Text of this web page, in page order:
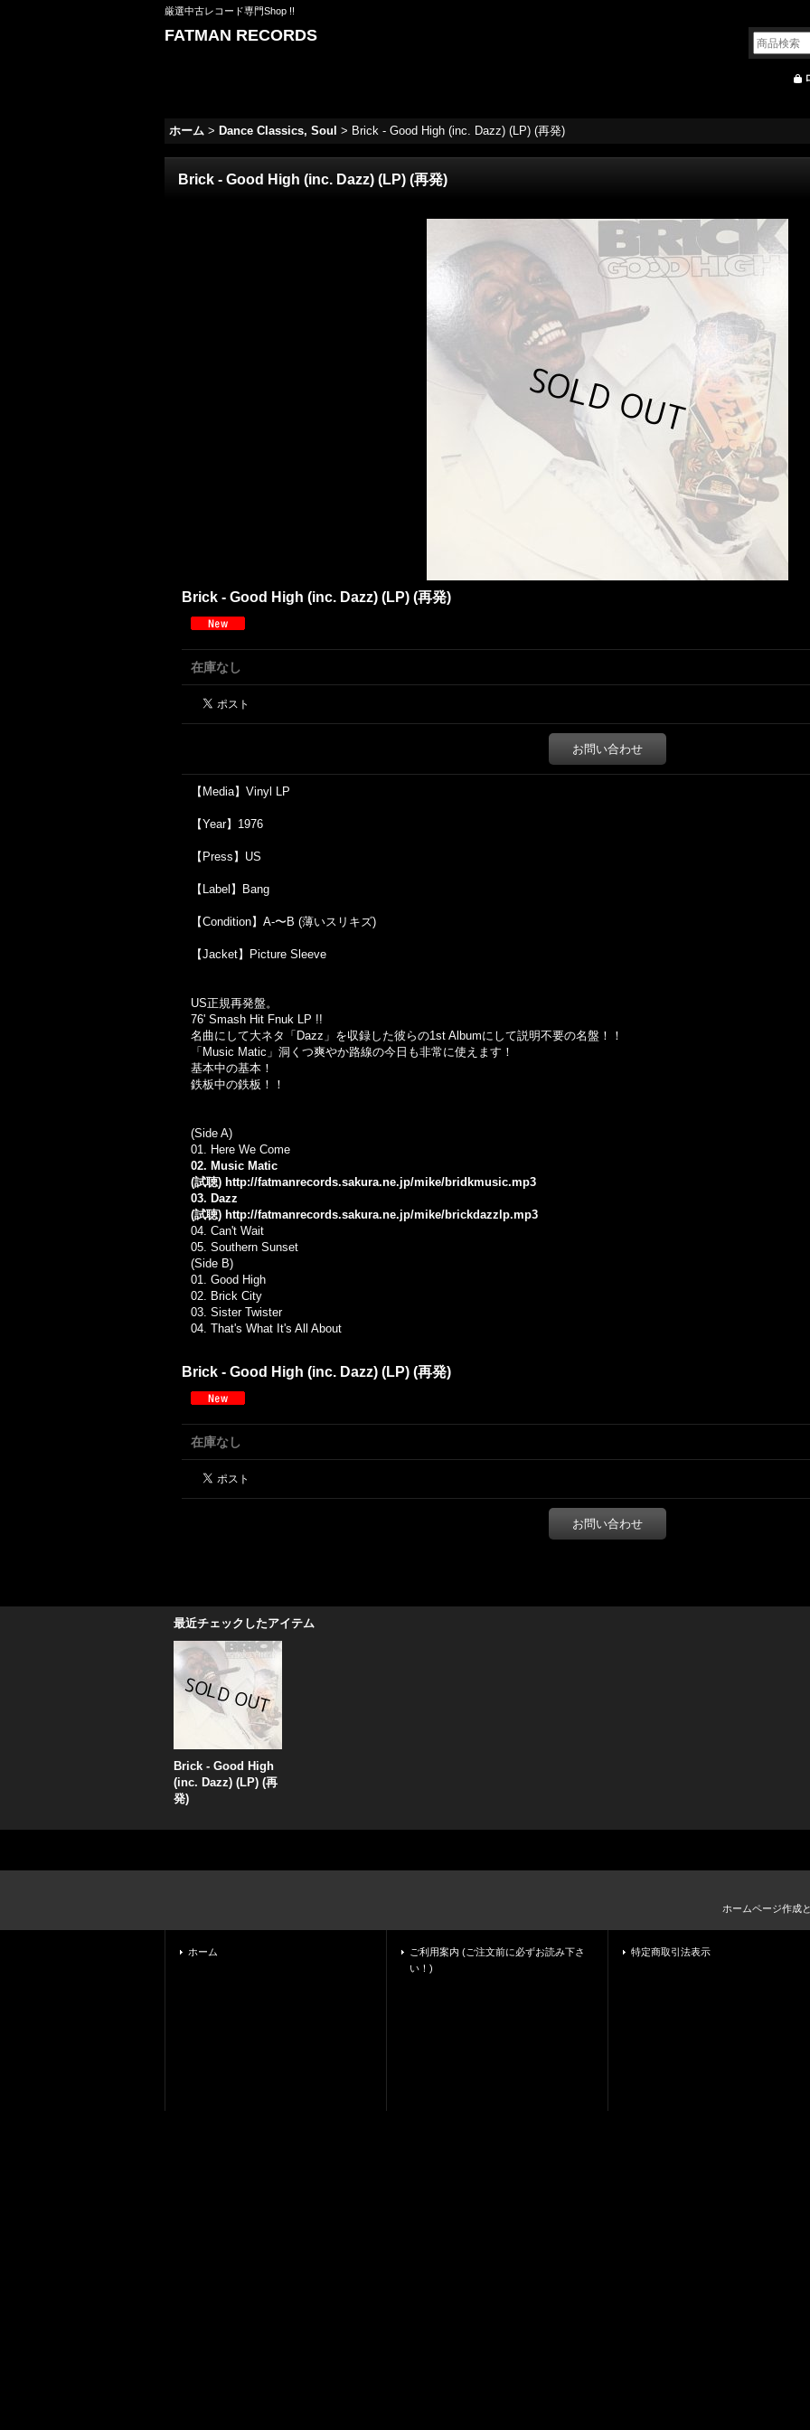
厳選中古レコード専門Shop !!
FATMAN RECORDS
ホーム > Dance Classics, Soul > Brick - Good High (inc. Dazz) (LP) (再発)
Brick - Good High (inc. Dazz) (LP) (再発)
Brick - Good High (inc. Dazz) (LP) (再発)
在庫なし
お問い合わせ
【Media】Vinyl LP
【Year】1976
【Press】US
【Label】Bang
【Condition】A-〜B (薄いスリキズ)
【Jacket】Picture Sleeve
US正規再発盤。
76' Smash Hit Fnuk LP !!
名曲にして大ネタ「Dazz」を収録した彼らの1st Albumにして説明不要の名盤！！
「Music Matic」洞くつ爽やか路線の今日も非常に使えます！
基本中の基本！
鉄板中の鉄板！！
(Side A)
01. Here We Come
02. Music Matic
(試聴) http://fatmanrecords.sakura.ne.jp/mike/bridkmusic.mp3
03. Dazz
(試聴) http://fatmanrecords.sakura.ne.jp/mike/brickdazzlp.mp3
04. Can't Wait
05. Southern Sunset
(Side B)
01. Good High
02. Brick City
03. Sister Twister
04. That's What It's All About
Brick - Good High (inc. Dazz) (LP) (再発)
在庫なし
お問い合わせ
最近チェックしたアイテム
Brick - Good High
(inc. Dazz) (LP) (再
発)
ホームページ作成
ホーム
ご利用案内 (ご注文前に必ずお読み下さ
い！)
特定商取引法表示